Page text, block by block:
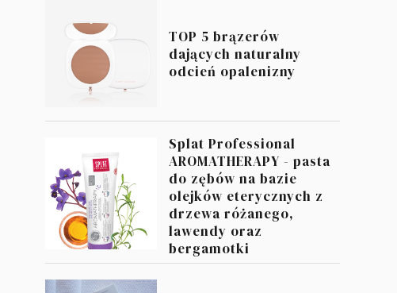
TOP 5 brązerów
dających naturalny
odcień opalenizny
Splat Professional
AROMATHERAPY - pasta
do zębów na bazie
olejków eterycznych z
drzewa różanego,
lawendy oraz
bergamotki